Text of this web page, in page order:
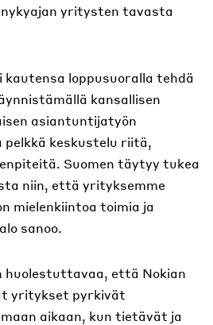
yritysten tavasta
loppusuoralla tehdä
kansallisen
asiantuntijatyön
pelkkä keskustelu riitä,
Suomen täytyy tukea
niin, että yrityksemme
mielenkiintoa toimia ja
sanoo.
huolestuttavaa, että Nokian
yritykset pyrkivät
aikaan, kun tietävät ja